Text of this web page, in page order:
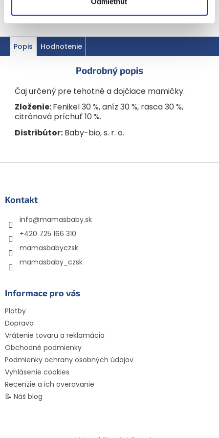
Popis Hodnotenie
Podrobný popis
Čaj určený pre tehotné a dojčiace mamičky.
Zloženie:Fenikel 30 %, aníz 30 %, rasca 30 %,
citrónová príchuť 10 %.
Distribútor: Baby-bio, s. r. o.
Kontakt
info@mamasbaby.sk
+420 725 166 310
mamasbabyczsk
mamasbaby_czsk
Informace pro vás
Platby
Doprava
Vrátenie tovaru a reklamácia
Obchodné podmienky
Podmienky ochrany osobných údajov
Vyhlásenie cookies
Recenzie a ich overovanie
📝 Náš blog